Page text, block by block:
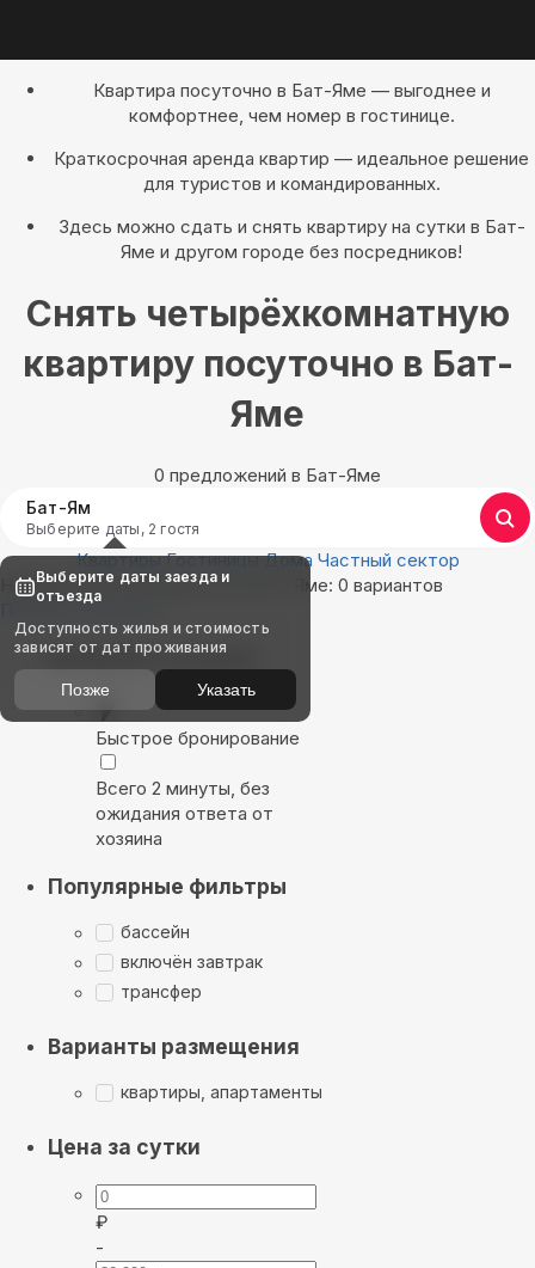
Квартира посуточно в Бат-Яме — выгоднее и
комфортнее, чем номер в гостинице.
Краткосрочная аренда квартир — идеальное решение
для туристов и командированных.
Здесь можно сдать и снять квартиру на сутки в Бат-
Яме и другом городе без посредников!
Снять четырёхкомнатную
квартиру посуточно в Бат-
Яме
0 предложений в Бат-Яме
Бат-Ям
Выберите даты, 2 гостя
Квартиры Гостиницы Дома Частный сектор
Найдём, где остановиться в Бат-Яме: 0 вариантов
Показать на карте
Выбирайте лучшее
Быстрое бронирование
Всего 2 минуты, без
ожидания ответа от
хозяина
Популярные фильтры
бассейн
включён завтрак
трансфер
Варианты размещения
квартиры, апартаменты
Цена за сутки
₽
-
Выберите даты заезда и
отъезда
Доступность жилья и стоимость
зависят от дат проживания
Позже Указать